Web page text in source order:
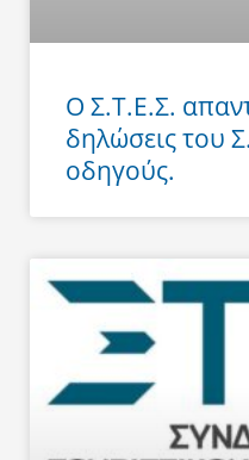
Ο Σ.Τ.Ε.Σ.
δηλώσεις του
οδηγούς.